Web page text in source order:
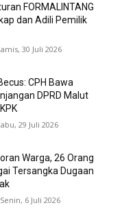
FORMALINTANG
dan Adili Pemilik
30 Juli 2026
CPH Bawa
DPRD Malut
29 Juli 2026
Warga, 26 Orang
Tersangka Dugaan
Senin, 6 Juli 2026